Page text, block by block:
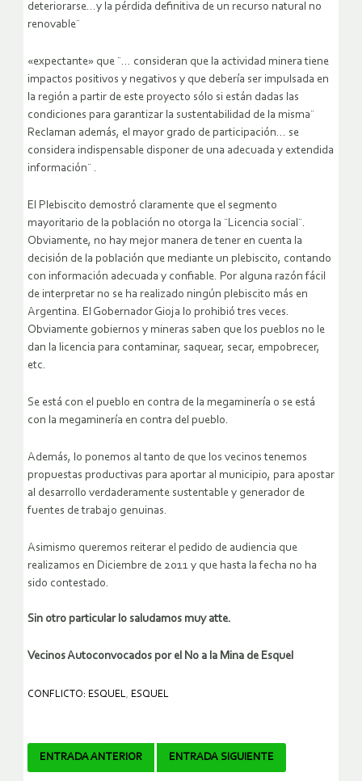
deteriorarse…y la pérdida definitiva de un recurso natural no
renovable¨
«expectante» que ¨… consideran que la actividad minera tiene
impactos positivos y negativos y que debería ser impulsada en
la región a partir de este proyecto sólo si están dadas las
condiciones para garantizar la sustentabilidad de la misma¨
Reclaman además, el mayor grado de participación… se
considera indispensable disponer de una adecuada y extendida
información¨ .
El Plebiscito demostró claramente que el segmento
mayoritario de la población no otorga la ¨Licencia social¨.
Obviamente, no hay mejor manera de tener en cuenta la
decisión de la población que mediante un plebiscito, contando
con información adecuada y confiable. Por alguna razón fácil
de interpretar no se ha realizado ningún plebiscito más en
Argentina. El Gobernador Gioja lo prohibió tres veces.
Obviamente gobiernos y mineras saben que los pueblos no le
dan la licencia para contaminar, saquear, secar, empobrecer,
etc.
Se está con el pueblo en contra de la megaminería o se está
con la megaminería en contra del pueblo.
Además, lo ponemos al tanto de que los vecinos tenemos
propuestas productivas para aportar al municipio, para apostar
al desarrollo verdaderamente sustentable y generador de
fuentes de trabajo genuinas.
Asimismo queremos reiterar el pedido de audiencia que
realizamos en Diciembre de 2011 y que hasta la fecha no ha
sido contestado.
Sin otro particular lo saludamos muy atte.
Vecinos Autoconvocados por el No a la Mina de Esquel
CONFLICTO: ESQUEL, ESQUEL
Navegador
ENTRADA ANTERIOR ENTRADA SIGUIENTE